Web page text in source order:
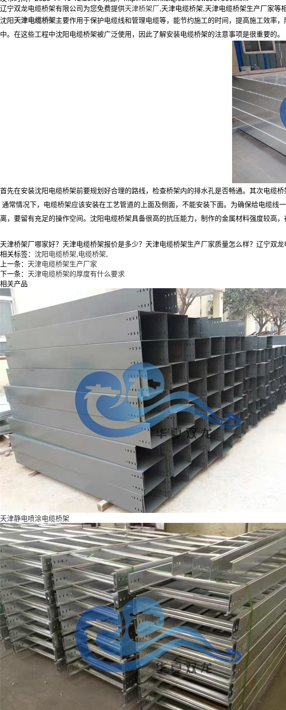
辽宁双龙电缆桥架有限公司为您免费提供天津桥架厂,天津电缆桥架,天津电缆桥架生产厂家等
沈阳天津电缆桥架主要作用于保护电缆线和管理电缆等，能节约施工的时间，提高施工效率
中。在这些工程中沈阳电缆桥架被广泛使用，因此了解安装电缆桥架的注意事项是很重要的。
首先在安装沈阳电缆桥架前要规划好合理的路线，检查桥架内的排水孔是否畅通。其次电缆
通常情况下，电缆桥架应该安装在工艺管道的上面及侧面，不能安装下面。为确保给电缆
离，要留有充足的操作空间。沈阳电缆桥架具备很高的抗压能力，制作的金属材料强度较高
天津桥架厂哪家好？天津电缆桥架报价是多少？天津电缆桥架生产厂家质量怎么样？辽宁
相关标签： 沈阳电缆桥架,电缆桥架,
上一条： 天津电缆桥架生产厂家
下一条： 天津电缆桥架的厚度有什么要求
相关产品
天津静电喷涂电缆桥架